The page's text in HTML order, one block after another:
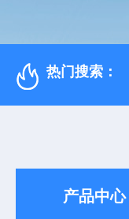
热门搜索：
产品中心